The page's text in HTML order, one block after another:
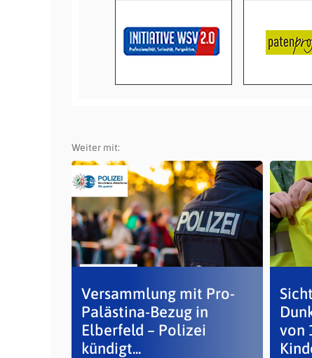
Weiter mit:
Versammlung mit Pro-
Palästina-Bezug in
Elberfeld – Polizei
kündigt...
von